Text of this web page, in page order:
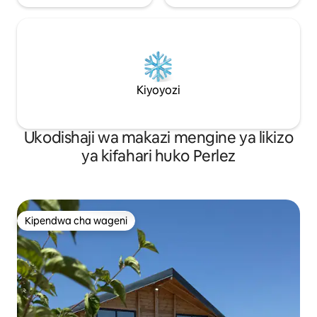
Kiyoyozi
Ukodishaji wa makazi mengine ya likizo
ya kifahari huko Perlez
Kipendwa cha wageni
Kipendwa cha wageni